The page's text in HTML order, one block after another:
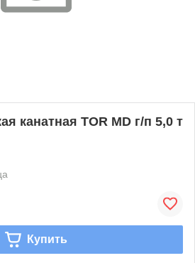
канатная TOR MD г/п 5,0 т
Купить